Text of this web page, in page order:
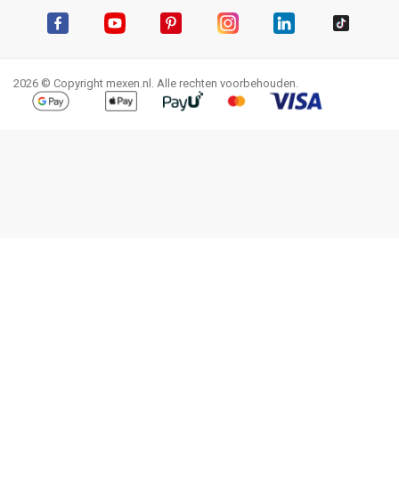
2026 © Copyright mexen.nl. Alle rechten voorbehouden.